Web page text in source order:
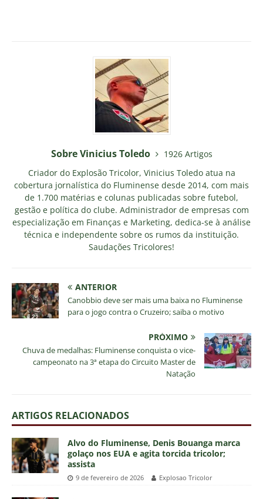
Sobre Vinicius Toledo
1926 Artigos
Criador do Explosão Tricolor, Vinicius Toledo atua na
cobertura jornalística do Fluminense desde 2014, com mais
de 1.700 matérias e colunas publicadas sobre futebol,
gestão e política do clube. Administrador de empresas com
especialização em Finanças e Marketing, dedica-se à análise
técnica e independente sobre os rumos da instituição.
Saudações Tricolores!
ANTERIOR
Canobbio deve ser mais uma baixa no Fluminense
para o jogo contra o Cruzeiro; saiba o motivo
PRÓXIMO
Chuva de medalhas: Fluminense conquista o vice-
campeonato na 3ª etapa do Circuito Master de
Natação
ARTIGOS RELACIONADOS
Alvo do Fluminense, Denis Bouanga marca
golaço nos EUA e agita torcida tricolor;
assista
9 de fevereiro de 2026 Explosao Tricolor